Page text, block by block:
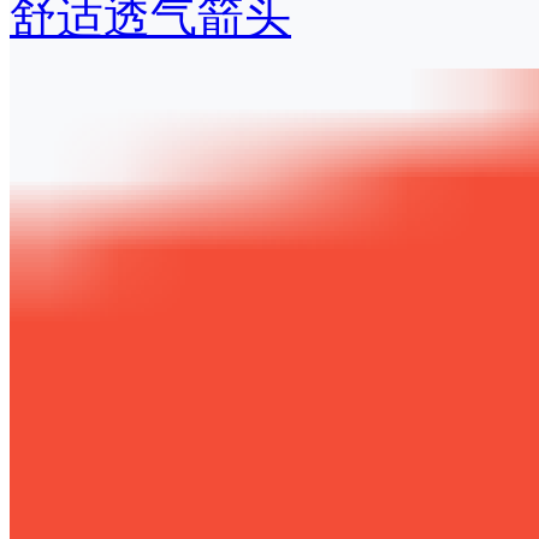
舒适透气箭头